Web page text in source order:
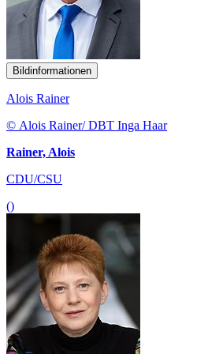
Bildinformationen
Alois Rainer
© Alois Rainer/ DBT Inga Haar
Rainer, Alois
CDU/CSU
()